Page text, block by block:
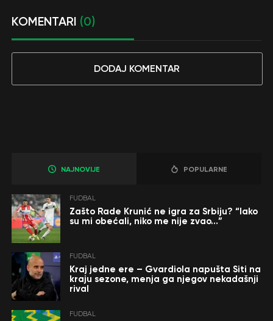
KOMENTARI (0)
DODAJ KOMENTAR
NAJNOVIJE POPULARNE
FUDBAL
Zašto Rade Krunić ne igra za Srbiju? “Iako
su mi obećali, niko me nije zvao…”
FUDBAL
Kraj jedne ere – Gvardiola napušta Siti na
kraju sezone, menja ga njegov nekadašnji
rival
FUDBAL